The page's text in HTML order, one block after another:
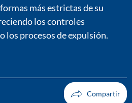
más estrictas de su
los controles
los procesos de expulsión.